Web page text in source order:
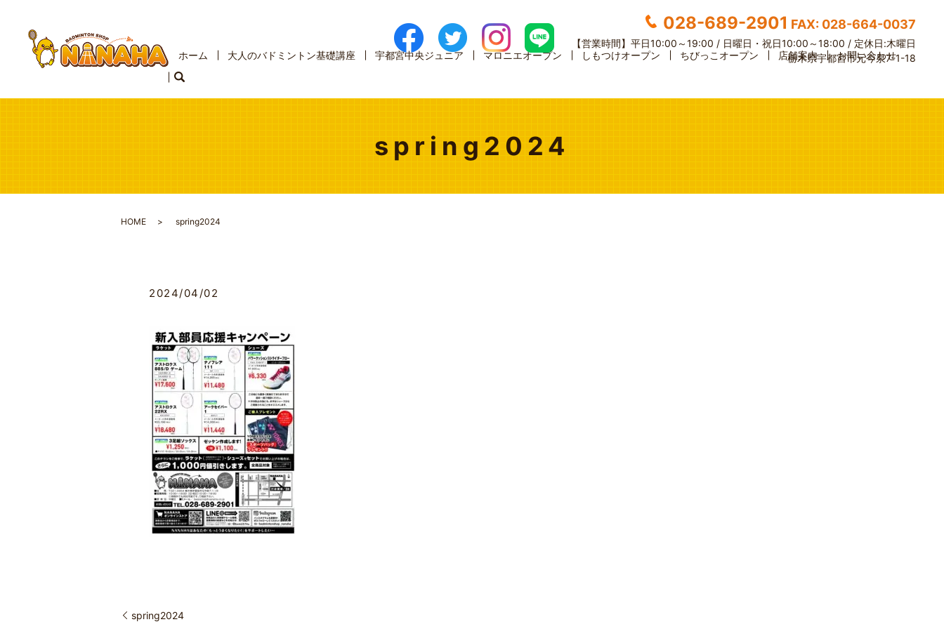
028-689-2901 FAX: 028-664-0037
【営業時間】 平日10:00～19:00 / 日曜日・祝日10:00～18:00 / 定休日:木曜日
栃木県宇都宮市元今泉7-1-18
ホーム 大人のバドミントン基礎講座 宇都宮中央ジュニア マロニエオープン しもつけオープン ちびっこオープン 店舗案内 お問い合わせ
spring2024
HOME spring2024
2024/04/02
spring2024